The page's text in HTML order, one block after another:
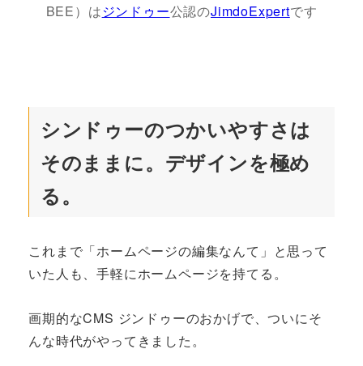
BEE）はジンドゥー公認のJimdoExpertです
シンドゥーのつかいやすさは
そのままに。デザインを極め
る。
これまで「ホームページの編集なんて」と思って
いた人も、手軽にホームページを持てる。
画期的なCMS ジンドゥーのおかげで、ついにそ
んな時代がやってきました。